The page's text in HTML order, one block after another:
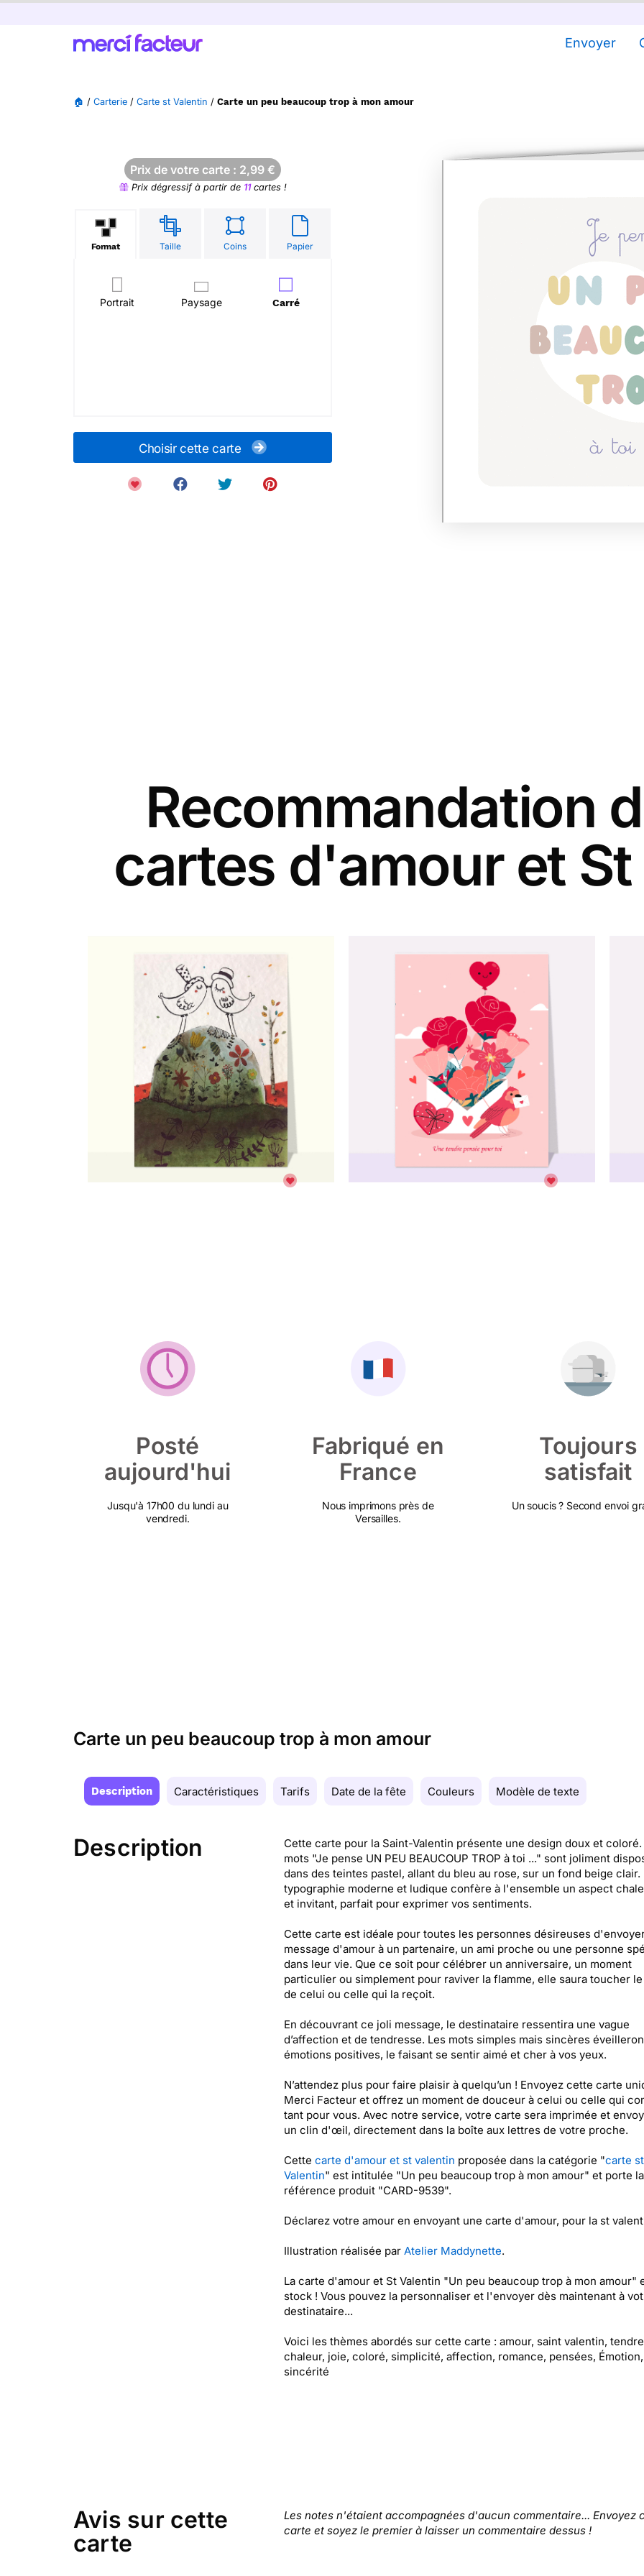
Envoyer
🏠 / Carterie / Carte st Valentin / Carte un peu beaucoup trop à mon amour
Prix de votre carte : 2,99 €
Prix dégressif à partir de 11cartes !
Format Taille Coins Papier
Portrait Paysage Carré
Choisir cette carte
Recommandation
cartes d'amour et
Posté
aujourd'hui
Jusqu'à 17h00 du lundi au
vendredi.
Fabriqué en
France
Nous imprimons près de
Versailles.
Toujours
satisfait
Un soucis ? Second envoi
Carte un peu beaucoup trop à mon amour
Description Caractéristiques Tarifs Date de la fête Couleurs Modèle de texte
Description
Cette carte pour la Saint-Valentin présente une design doux et coloré.
mots "Je pense UN PEU BEAUCOUP TROP à toi ..." sont joliment
dans des teintes pastel, allant du bleu au rose, sur un fond beige clair.
typographie moderne et ludique confère à l'ensemble un aspect
et invitant, parfait pour exprimer vos sentiments.
Cette carte est idéale pour toutes les personnes désireuses
message d'amour à un partenaire, un ami proche ou une personne
dans leur vie. Que ce soit pour célébrer un anniversaire, un moment
particulier ou simplement pour raviver la flamme, elle saura toucher
de celui ou celle qui la reçoit.
En découvrant ce joli message, le destinataire ressentira une vague
d’affection et de tendresse. Les mots simples mais sincères
émotions positives, le faisant se sentir aimé et cher à vos yeux.
N’attendez plus pour faire plaisir à quelqu’un ! Envoyez cette carte
Merci Facteur et offrez un moment de douceur à celui ou celle qui
tant pour vous. Avec notre service, votre carte sera imprimée et
un clin d'œil, directement dans la boîte aux lettres de votre proche.
Cette carte d'amour et st valentin proposée dans la catégorie "carte st
Valentin" est intitulée "Un peu beaucoup trop à mon amour" et porte la
référence produit "CARD-9539".
Déclarez votre amour en envoyant une carte d'amour, pour la st
Illustration réalisée par Atelier Maddynette.
La carte d'amour et St Valentin "Un peu beaucoup trop à mon amour"
stock ! Vous pouvez la personnaliser et l'envoyer dès maintenant à
destinataire...
Voici les thèmes abordés sur cette carte : amour, saint valentin,
chaleur, joie, coloré, simplicité, affection, romance, pensées, Émotion,
sincérité
Avis sur cette
carte
Les notes n'étaient accompagnées d'aucun commentaire... Envoyez
carte et soyez le premier à laisser un commentaire dessus !